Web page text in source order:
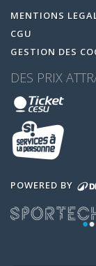
MENTIONS
CGU
GESTION DES
DES PRIX
POWERED BY